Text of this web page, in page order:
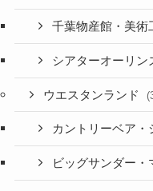
千葉物産館・美術
シアターオーリン
ウエスタンランド
カントリーベア・
ビッグサンダー・